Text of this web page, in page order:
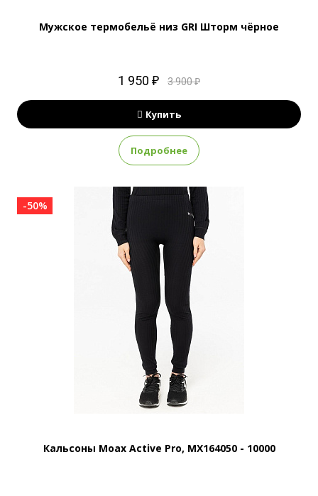
Мужское термобельё низ GRI Шторм чёрное
1 950 ₽ 3 900 ₽
Купить
Подробнее
-50%
Кальсоны Moax Active Pro, MX164050 - 10000